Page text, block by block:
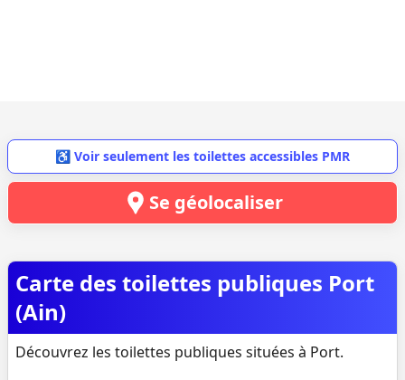
♿ Voir seulement les toilettes accessibles PMR
Se géolocaliser
Carte des toilettes publiques Port
(Ain)
Découvrez les toilettes publiques situées à Port.